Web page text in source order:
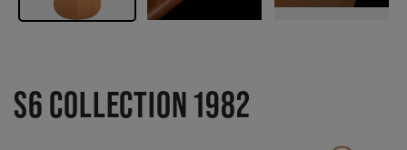
S6 COLLECTION 1982